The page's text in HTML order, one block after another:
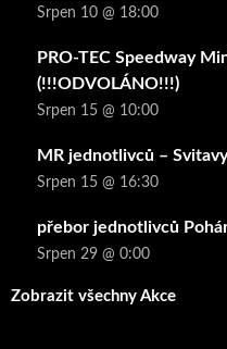
Srpen 10 @ 18:00
PRO-TEC Speedway
(!!!ODVOLÁNO!!!)
Srpen 15 @ 10:00
MR jednotlivců – Svitavy
Srpen 15 @ 16:30
přebor jednotlivců
Srpen 29 @ 0:00
Zobrazit všechny Akce